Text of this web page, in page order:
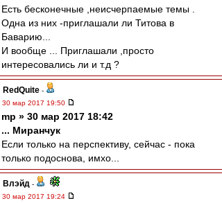
Есть бесконечные ,неисчерпаемые темы .
Одна из них -приглашали ли Титова в
Баварию...
И вообще ... Приглашали ,просто
интересовались ли и т.д ?
RedQuite -
30 мар 2017 19:50
mp » 30 мар 2017 18:42
... Миранчук
Если только на перспективу, сейчас - пока
только подоснова, имхо...
Влэйд -
30 мар 2017 19:24